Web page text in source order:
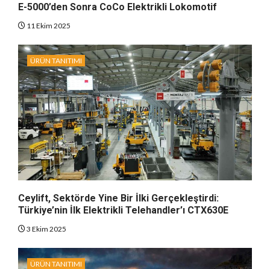
E-5000’den Sonra CoCo Elektrikli Lokomotif
11 Ekim 2025
ÜRÜN TANITIMI
Ceylift, Sektörde Yine Bir İlki Gerçekleştirdi:
Türkiye’nin İlk Elektrikli Telehandler’ı CTX630E
3 Ekim 2025
ÜRÜN TANITIMI